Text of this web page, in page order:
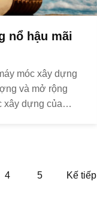
nổ hậu mãi
móc xây dựng
và mở rộng
xây dựng của
4 5 Kế tiếp